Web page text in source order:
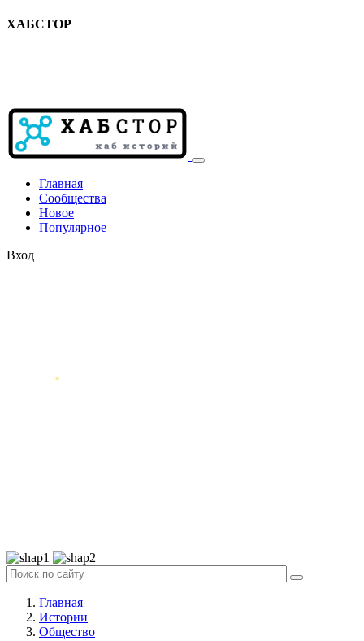
ХАБСТОР
Главная
Сообщества
Новое
Популярное
Вход
Главная
Истории
Общество